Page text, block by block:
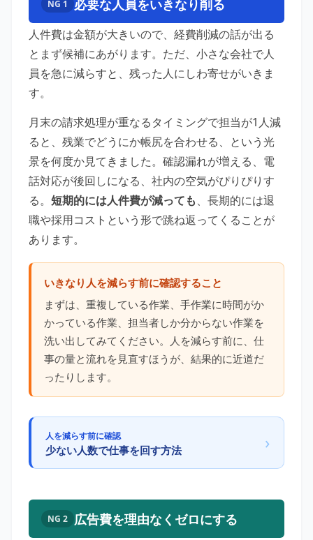
NG 1 必要な人員をいきなり削る
人件費は金額が大きいので、経費削減の話が出る
とまず候補にあがります。ただ、小さな会社で人
員を急に減らすと、残った人にしわ寄せがいきま
す。
月末の請求処理が重なるタイミングで担当が1人減
ると、残業でどうにか帳尻を合わせる、という光
景を何度か見てきました。確認漏れが増える、電
話対応が後回しになる、社内の空気がぴりぴりす
る。 短期的には人件費が減っても、長期的には退
職や採用コストという形で跳ね返ってくることが
あります。
いきなり人を減らす前に確認すること
まずは、重複している作業、手作業に時間がか
かっている作業、担当者しか分からない作業を
洗い出してみてください。人を減らす前に、仕
事の量と流れを見直すほうが、結果的に近道だ
ったりします。
人を減らす前に確認
少ない人数で仕事を回す方法 ›
NG 2 広告費を理由なくゼロにする